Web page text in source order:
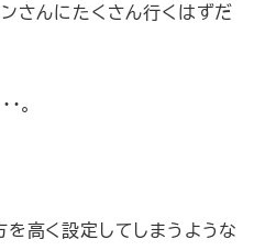
さんにたくさん行くはずだ
。
高く設定してしまうような